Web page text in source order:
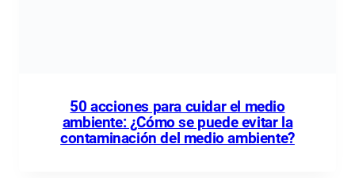
50 acciones para cuidar el medio
ambiente: ¿Cómo se puede evitar la
contaminación del medio ambiente?